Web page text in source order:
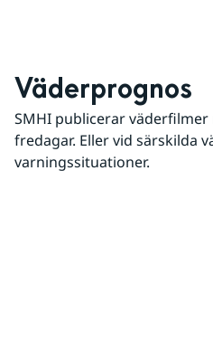
Väderprognos
SMHI publicerar
fredagar. Eller vid särskilda
varningssituationer.